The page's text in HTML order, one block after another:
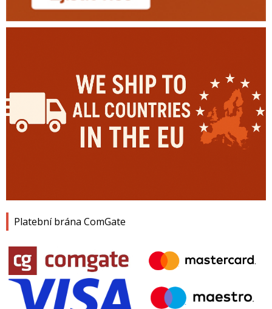
Platební brána ComGate